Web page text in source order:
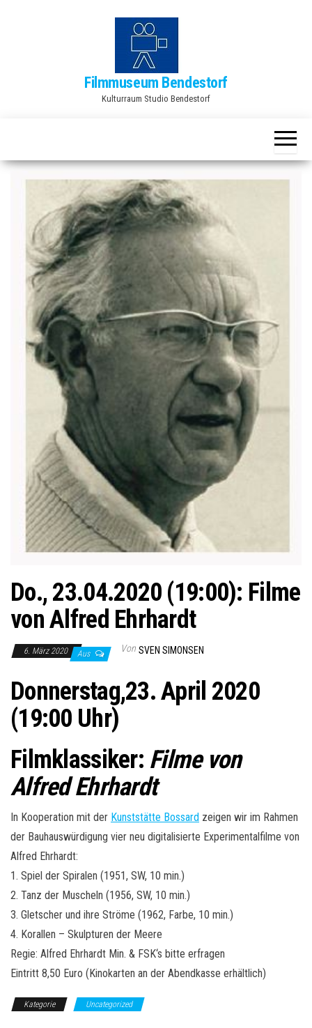
Filmmuseum Bendestorf
Kulturraum Studio Bendestorf
Do., 23.04.2020 (19:00): Filme
von Alfred Ehrhardt
6. März 2020 Aus Von SVEN SIMONSEN
Donnerstag,23. April 2020
(19:00 Uhr)
Filmklassiker: Filme von
Alfred Ehrhardt
In Kooperation mit der Kunststätte Bossard zeigen wir im Rahmen
der Bauhauswürdigung vier neu digitalisierte Experimentalfilme von
Alfred Ehrhardt:
1. Spiel der Spiralen (1951, SW, 10 min.)
2. Tanz der Muscheln (1956, SW, 10 min.)
3. Gletscher und ihre Ströme (1962, Farbe, 10 min.)
4. Korallen – Skulpturen der Meere
Regie: Alfred Ehrhardt Min. & FSK‘s bitte erfragen
Eintritt 8,50 Euro (Kinokarten an der Abendkasse erhältlich)
Kategorie Uncategorized